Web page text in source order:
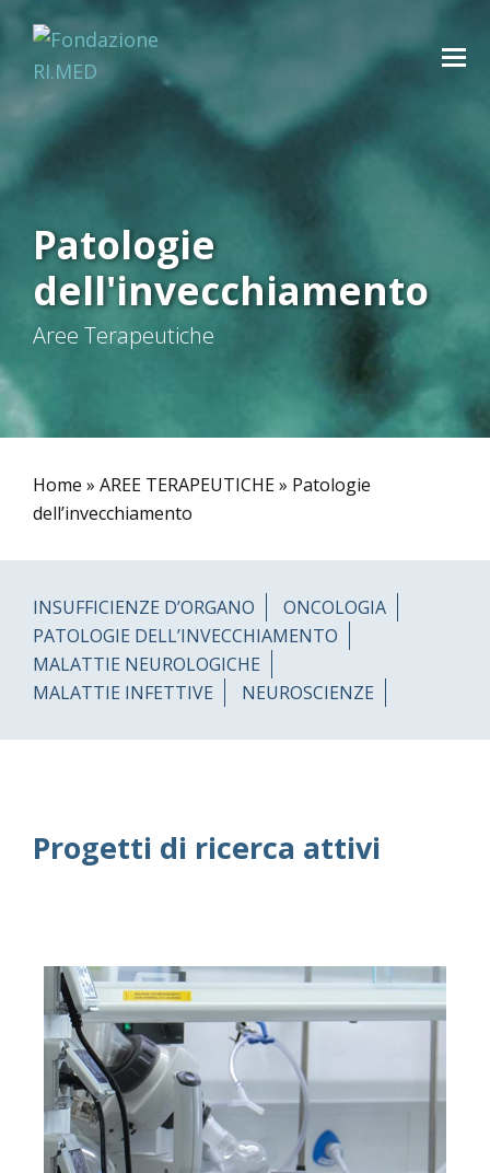
Patologie
dell'invecchiamento
Aree Terapeutiche
Home » AREE TERAPEUTICHE» Patologie
dell’invecchiamento
INSUFFICIENZE D’ORGANO
ONCOLOGIA
PATOLOGIE DELL’INVECCHIAMENTO
MALATTIE NEUROLOGICHE
MALATTIE INFETTIVE
NEUROSCIENZE
Progetti di ricerca attivi